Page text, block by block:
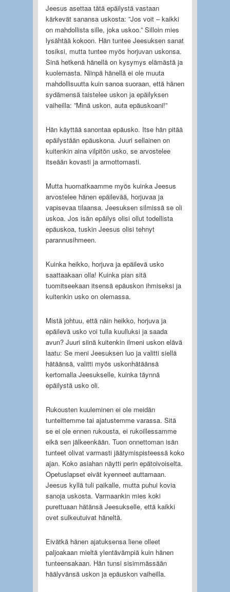
Jeesus asettaa tätä epäilystä vastaan
kärkevät sanansa uskosta: ”Jos voit – kaikki
on mahdollista sille, joka uskoo.” Silloin mies
lysähtää kokoon. Hän tuntee Jeesuksen sanat
tosiksi, mutta tuntee myös horjuvan uskonsa.
Sinä hetkenä hänellä on kysymys elämästä ja
kuolemasta. Niinpä hänellä ei ole muuta
mahdollisuutta kuin sanoa suoraan, että hänen
sydämensä taistelee uskon ja epäilyksen
vaiheilla: ”Minä uskon, auta epäuskoani!”
Hän käyttää sanontaa epäusko. Itse hän pitää
epäilystään epäuskona. Juuri sellainen on
kuitenkin aina vilpitön usko, se arvostelee
itseään kovasti ja armottomasti.
Mutta huomatkaamme myös kuinka Jeesus
arvostelee hänen epäilevää, horjuvaa ja
vapisevaa tilaansa. Jeesuksen silmissä se oli
uskoa. Jos isän epäilys olisi ollut todellista
epäuskoa, tuskin Jeesus olisi tehnyt
parannusihmeen.
Kuinka heikko, horjuva ja epäilevä usko
saattaakaan olla! Kuinka pian sitä
tuomitseekaan itsensä epäuskon ihmiseksi ja
kuitenkin usko on olemassa.
Mistä johtuu, että näin heikko, horjuva ja
epäilevä usko voi tulla kuulluksi ja saada
avun? Juuri siinä kuitenkin ilmeni uskon elävä
laatu: Se meni Jeesuksen luo ja valitti siellä
hätäänsä, valitti myös uskonhätäänsä
kertomalla Jeesukselle, kuinka täynnä
epäilystä usko oli.
Rukousten kuuleminen ei ole meidän
tunteittemme tai ajatustemme varassa. Sitä
se ei ole ennen rukousta, ei rukoillessamme
eikä sen jälkeenkään. Tuon onnettoman isän
tunteet olivat varmasti jäätymispisteessä koko
ajan. Koko asiahan näytti perin epätoivoiselta.
Opetuslapset eivät kyenneet auttamaan.
Jeesus kyllä tuli paikalle, mutta puhui kovia
sanoja uskosta. Varmaankin mies koki
purettuaan hätänsä Jeesukselle, että kaikki
ovet sulkeutuivat häneltä.
Eivätkä hänen ajatuksensa liene olleet
paljoakaan mieltä ylentävämpiä kuin hänen
tunteensakaan. Hän tunsi sisimmässään
häälyvänsä uskon ja epäuskon vaiheilla.